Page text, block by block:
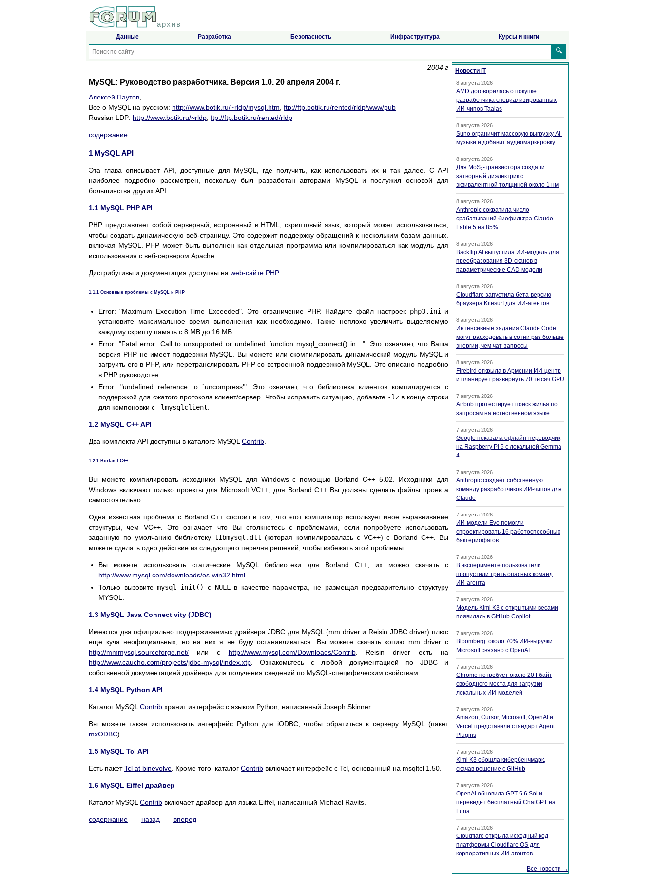
архив
Данные Разработка Безопасность Инфраструктура Курсы и книги
🔍
2004 г
MySQL: Руководство разработчика. Версия 1.0. 20 апреля 2004 г.
Алексей Паутов
Все о MySQL на русском: http://www.botik.ru/~rldp/mysql.htm ftp://ftp.botik.ru/rented/rldp/www/pub
Russian LDP: http://www.botik.ru/~rldp ftp://ftp.botik.ru/rented/rldp
содержание
1 MySQL API
Эта глава описывает API, доступные для MySQL, где получить, как использовать их и так далее. C API
наиболее подробно рассмотрен, поскольку был разработан авторами MySQL и послужил основой для
большинства других API.
1.1 MySQL PHP API
PHP представляет собой серверный, встроенный в HTML, скриптовый язык, который может использоваться,
чтобы создать динамическую веб-страницу. Это содержит поддержку обращений к нескольким базам данных,
включая MySQL. PHP может быть выполнен как отдельная программа или компилироваться как модуль для
использования с веб-сервером Apache.
Дистрибутивы и документация доступны на web-сайте PHP.
1.1.1 Основные проблемы с MySQL и PHP
Error: "Maximum Execution Time Exceeded". Это ограничение PHP. Найдите файл настроек php3.ini
и
установите максимальное время выполнения как необходимо. Также неплохо увеличить выделяемую
каждому скрипту память с 8 MB до 16 MB.
Error: "Fatal error: Call to unsupported or undefined function mysql_connect() in ..". Это означает, что Ваша
версия PHP не имеет поддержки MySQL. Вы можете или скомпилировать динамический модуль MySQL и
загруить его в PHP, или перетранслировать PHP со встроенной поддержкой MySQL. Это описано подробно
в PHP руководстве.
Error: "undefined reference to `uncompress'". Это означает, что библиотека клиентов компилируется с
поддержкой для сжатого протокола клиент/сервер. Чтобы исправить ситуацию, добавьте -lz в конце строки
для компоновки с -lmysqlclient
1.2 MySQL C++ API
Два комплекта API доступны в каталоге MySQL Contrib
1.2.1 Borland C++
Вы можете компилировать исходники MySQL для Windows с помощью Borland C++ 5.02. Исходники для
Windows включают только проекты для Microsoft VC++, для Borland C++ Вы должны сделать файлы проекта
самостоятельно.
Одна известная проблема с Borland C++ состоит в том, что этот компилятор использует иное выравнивание
структуры, чем VC++. Это означает, что Вы столкнетесь с проблемами, если попробуете использовать
заданную по умолчанию библиотеку libmysql.dll (которая компилировалась с VC++) с Borland C++. Вы
можете сделать одно действие из следующего перечня решений, чтобы избежать этой проблемы.
Вы можете использовать статические MySQL библиотеки для Borland C++, их можно скачать с
http://www.mysql.com/downloads/os-win32.html.
Только вызовитеmysql_init() с NULLв качестве параметра, не размещая предварительно структуру
MYSQL.
1.3 MySQL Java Connectivity (JDBC)
Имеются два официально поддерживаемых драйвера JDBC для MySQL (mm driver и Reisin JDBC driver) плюс
еще куча неофициальных, но на них я не буду останавливаться. Вы можете скачать копию mm driver с
http://mmmysql.sourceforge.net/ или с http://www.mysql.com/Downloads/Contrib. Reisin driver есть на
http://www.caucho.com/projects/jdbc-mysql/index.xtp. Ознакомьтесь с любой документацией по JDBC и
собственной документацией драйвера для получения сведений по MySQL-специфическим свойствам.
1.4 MySQL Python API
Каталог MySQLContrib хранит интерфейс с языком Python, написанный Joseph Skinner.
Вы можете также использовать интерфейс Python для iODBC, чтобы обратиться к серверу MySQL (пакет
mxODBC).
1.5 MySQL Tcl API
Есть пакетTcl at binevolve. Кроме того, каталог Contrib включает интерфейс с Tcl, основанный на msqltcl 1.50.
1.6 MySQL Eiffel драйвер
Каталог MySQLContrib включает драйвер для языка Eiffel, написанный Michael Ravits.
содержание назад вперед
Новости IT
8 августа 2026
AMD договорилась о покупке
разработчика специализированных
ИИ-чипов Taalas
8 августа 2026
Suno ограничит массовую выгрузку AI-
музыки и добавит аудиомаркировку
8 августа 2026
Для MoS₂-транзистора создали
затворный диэлектрик с
эквивалентной толщиной около 1 нм
8 августа 2026
Anthropic сократила число
срабатываний биофильтра Claude
Fable 5 на 85%
8 августа 2026
Backflip AI выпустила ИИ-модель для
преобразования 3D-сканов в
параметрические CAD-модели
8 августа 2026
Cloudflare запустила бета-версию
браузера Kitesurf для ИИ-агентов
8 августа 2026
Интенсивные задания Claude Code
могут расходовать в сотни раз больше
энергии, чем чат-запросы
8 августа 2026
Firebird открыла в Армении ИИ-центр
и планирует развернуть 70 тысяч GPU
7 августа 2026
Airbnb протестирует поиск жилья по
запросам на естественном языке
7 августа 2026
Google показала офлайн-переводчик
на Raspberry Pi 5 с локальной Gemma
4
7 августа 2026
Anthropic создаёт собственную
команду разработчиков ИИ-чипов для
Claude
7 августа 2026
ИИ-модели Evo помогли
спроектировать 16 работоспособных
бактериофагов
7 августа 2026
В эксперименте пользователи
пропустили треть опасных команд
ИИ-агента
7 августа 2026
Модель Kimi K3 с открытыми весами
появилась в GitHub Copilot
7 августа 2026
Bloomberg: около 70% ИИ-выручки
Microsoft связано с OpenAI
7 августа 2026
Chrome потребует около 20 Гбайт
свободного места для загрузки
локальных ИИ-моделей
7 августа 2026
Amazon, Cursor, Microsoft, OpenAI и
Vercel представили стандарт Agent
Plugins
7 августа 2026
Kimi K3 обошла кибербенчмарк,
скачав решение с GitHub
7 августа 2026
OpenAI обновила GPT-5.6 Sol и
переведет бесплатный ChatGPT на
Luna
7 августа 2026
Cloudflare открыла исходный код
платформы Cloudflare OS для
корпоративных ИИ-агентов
Все новости →